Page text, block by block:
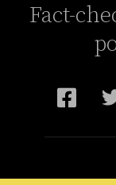
Fact-